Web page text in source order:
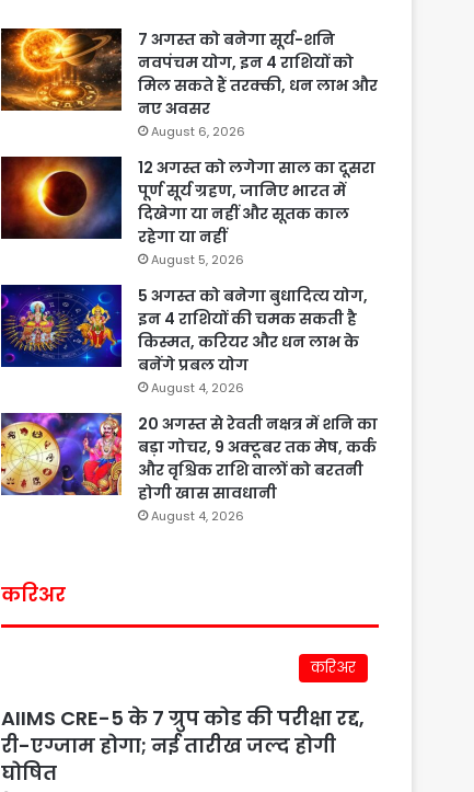
7 अगस्त को बनेगा सूर्य-शनि
नवपंचम योग, इन 4 राशियों को
मिल सकते हैं तरक्की, धन लाभ और
नए अवसर
August 6, 2026
12 अगस्त को लगेगा साल का दूसरा
पूर्ण सूर्य ग्रहण, जानिए भारत में
दिखेगा या नहीं और सूतक काल
रहेगा या नहीं
August 5, 2026
5 अगस्त को बनेगा बुधादित्य योग,
इन 4 राशियों की चमक सकती है
किस्मत, करियर और धन लाभ के
बनेंगे प्रबल योग
August 4, 2026
20 अगस्त से रेवती नक्षत्र में शनि का
बड़ा गोचर, 9 अक्टूबर तक मेष, कर्क
और वृश्चिक राशि वालों को बरतनी
होगी खास सावधानी
August 4, 2026
करिअर
करिअर
AIIMS CRE-5 के 7 ग्रुप कोड की परीक्षा रद्द,
री-एग्जाम होगा; नई तारीख जल्द होगी
घोषित